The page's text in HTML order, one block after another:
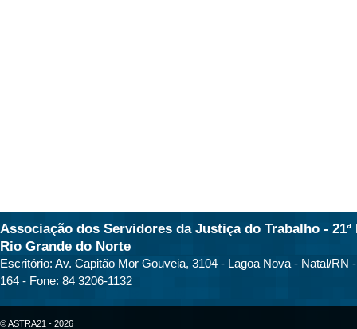
Associação dos Servidores da Justiça do Trabalho - 21ª
Rio Grande do Norte
Escritório: Av. Capitão Mor Gouveia, 3104 - Lagoa Nova - Natal/RN
164 - Fone: 84 3206-1132
© ASTRA21 - 2026